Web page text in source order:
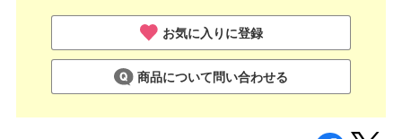
お気に入りに登録
商品について問い合わせる